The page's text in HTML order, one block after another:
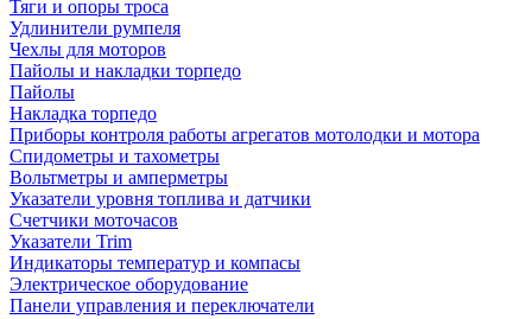
Тяги и опоры троса
Удлинители румпеля
Чехлы для моторов
Пайолы и накладки торпедо
Пайолы
Накладка торпедо
Приборы контроля работы агрегатов мотолодки и мотора
Спидометры и тахометры
Вольтметры и амперметры
Указатели уровня топлива и датчики
Счетчики моточасов
Указатели Trim
Индикаторы температур и компасы
Электрическое оборудование
Панели управления и переключатели